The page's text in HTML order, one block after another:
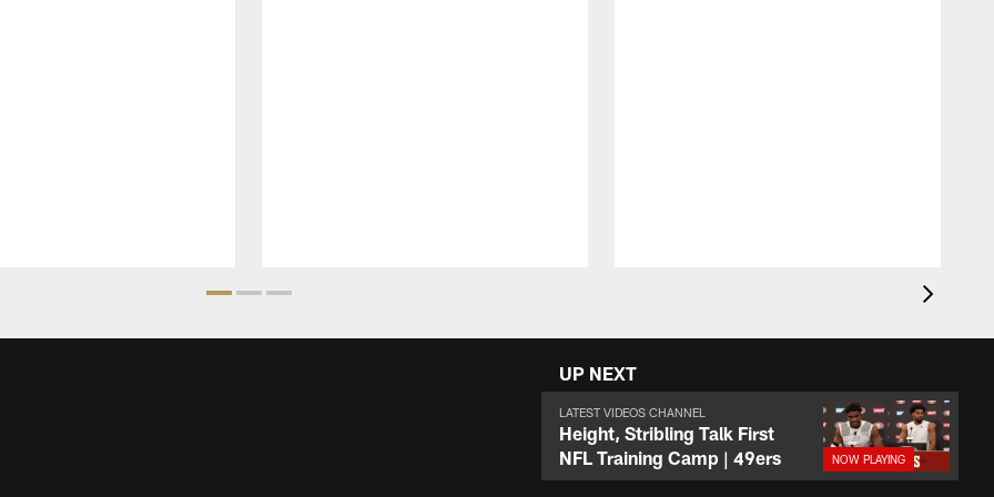
UP NEXT
LATEST VIDEOS CHANNEL
Height, Stribling Talk First
NFL Training Camp | 49ers